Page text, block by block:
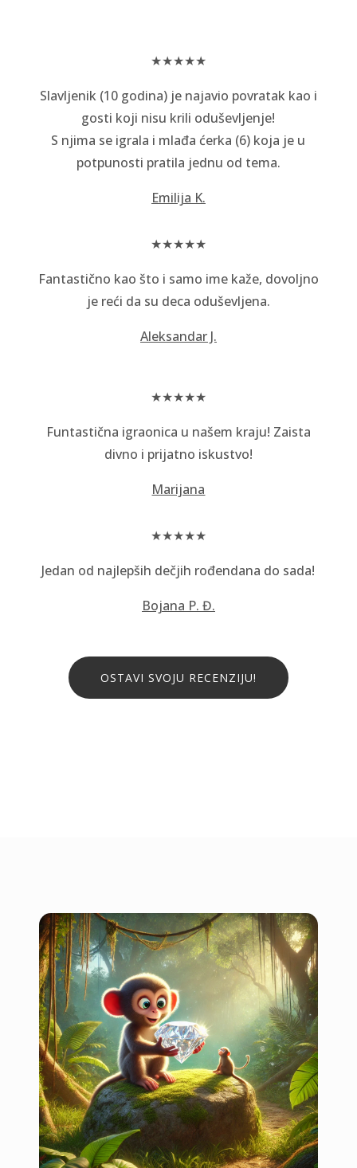
★★★★★
Slavljenik (10 godina) je najavio povratak kao i
gosti koji nisu krili oduševljenje!
S njima se igrala i mlađa ćerka (6) koja je u
potpunosti pratila jednu od tema.
Emilija K.
★★★★★
Fantastično kao što i samo ime kaže, dovoljno
je reći da su deca oduševljena.
Aleksandar J.
★★★★★
Funtastična igraonica u našem kraju! Zaista
divno i prijatno iskustvo!
Marijana
★★★★★
Jedan od najlepših dečjih rođendana do sada!
Bojana P. Đ.
OSTAVI SVOJU RECENZIJU!